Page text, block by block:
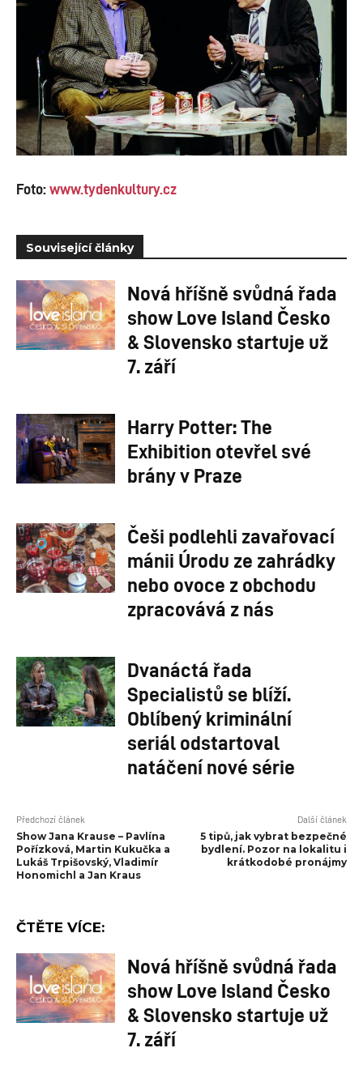
Foto:www.tydenkultury.cz
Související články
Nová hříšně svůdná řada
show Love Island Česko
& Slovensko startuje už
7. září
Harry Potter: The
Exhibition otevřel své
brány v Praze
Češi podlehli zavařovací
mánii Úrodu ze zahrádky
nebo ovoce z obchodu
zpracovává z nás
Dvanáctá řada
Specialistů se blíží.
Oblíbený kriminální
seriál odstartoval
natáčení nové série
Předchozí článek
Show Jana Krause – Pavlína
Pořízková, Martin Kukučka a
Lukáš Trpišovský, Vladimír
Honomichl a Jan Kraus
Další článek
5 tipů, jak vybrat bezpečné
bydlení. Pozor na lokalitu i
krátkodobé pronájmy
ČTĚTE VÍCE:
Nová hříšně svůdná řada
show Love Island Česko
& Slovensko startuje už
7. září